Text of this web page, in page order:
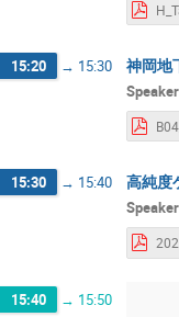
15:20 → 15:30 神岡地
Speaker
15:30 → 15:40 高純度
Speaker
15:40 → 15:50